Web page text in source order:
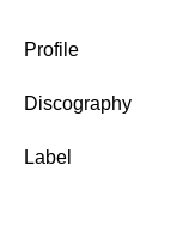
Profile
Discography
Label